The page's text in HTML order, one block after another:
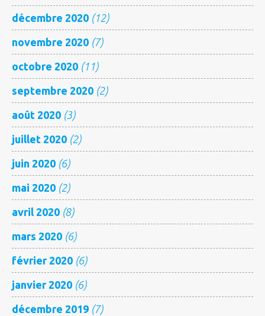
décembre 2020 (12)
novembre 2020 (7)
octobre 2020 (11)
septembre 2020 (2)
août 2020 (3)
juillet 2020 (2)
juin 2020 (6)
mai 2020 (2)
avril 2020 (8)
mars 2020 (6)
février 2020 (6)
janvier 2020 (6)
décembre 2019 (7)